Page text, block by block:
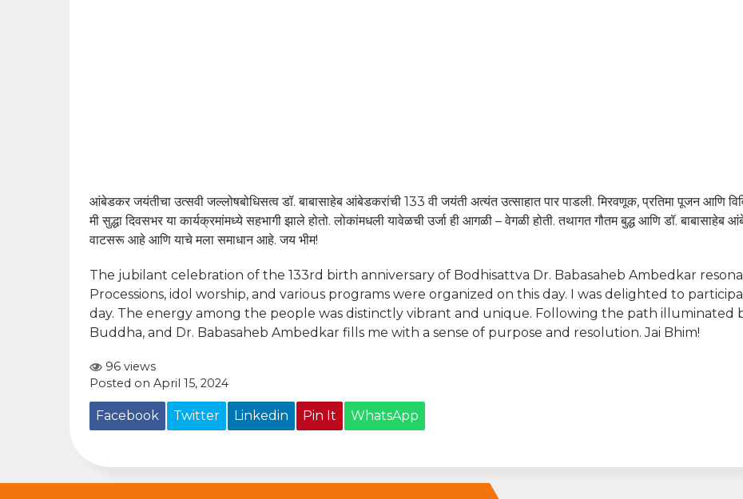
आंबेडकर जयंतीचा उत्सवी जल्लोषबोधिसत्व डॉ. बाबासाहेब आंबेडकरांची 133 वी जयंती अत्यंत उत्साहात पार पाडली. मिरवणूक, प्रतिमा पूजन आणि
मी सुद्धा दिवसभर या कार्यक्रमांमध्ये सहभागी झाले होतो. लोकांमधली यावेळची उर्जा ही आगळी – वेगळी होती. तथागत गौतम बुद्ध आणि डॉ. बाबासाहेब
वाटसरू आहे आणि याचे मला समाधान आहे. जय भीम!
The jubilant celebration of the 133rd birth anniversary of Bodhisattva Dr. Babasaheb Ambedkar
Processions, idol worship, and various programs were organized on this day. I was delighted to
day. The energy among the people was distinctly vibrant and unique. Following the path illuminated
Buddha, and Dr. Babasaheb Ambedkar fills me with a sense of purpose and resolution. Jai Bhim!
96 views
Posted on April 15, 2024
Facebook Twitter Linkedin Pin It WhatsApp